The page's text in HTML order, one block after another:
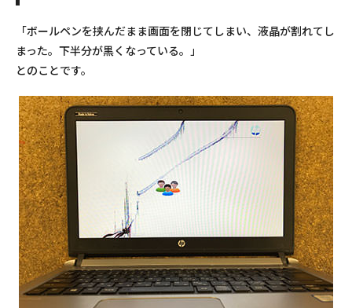
「ボールペンを挟んだまま画面を閉じてしまい、液晶が割れてし
まった。下半分が黒くなっている。」
とのことです。